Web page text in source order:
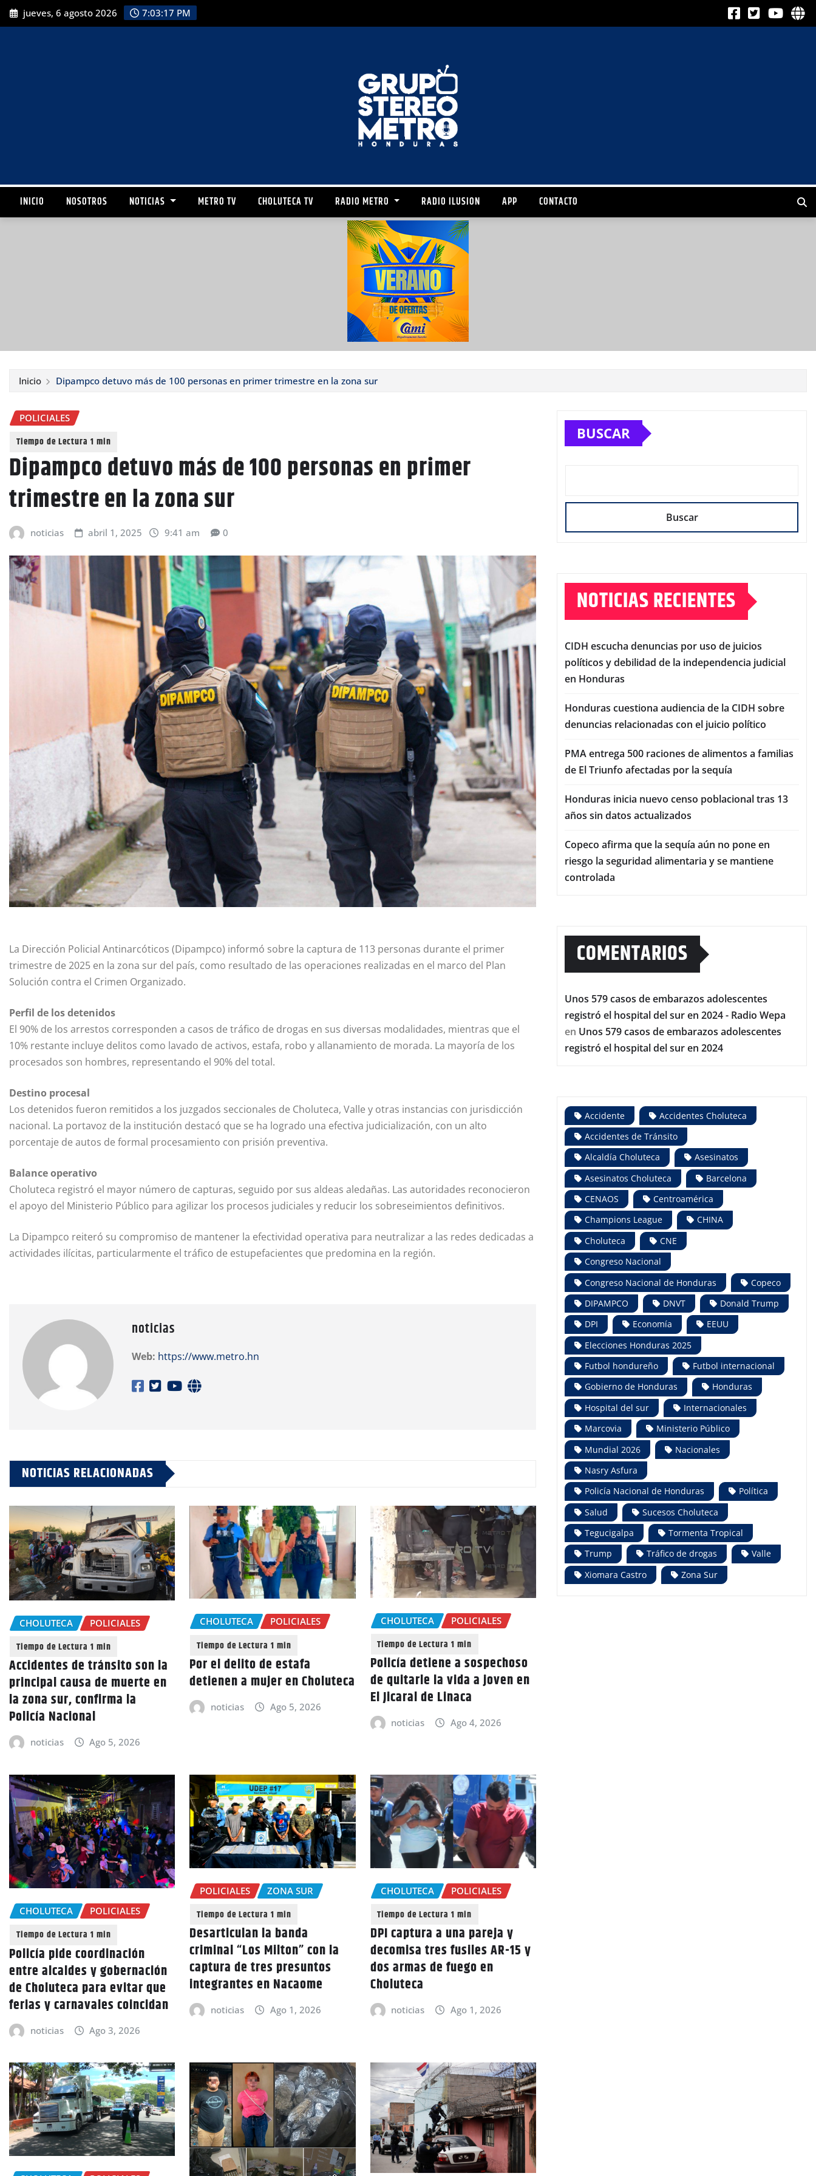
jueves, 6 agosto 2026 7:03:19 PM
INICIO NOSOTROS NOTICIAS METRO TV CHOLUTECA TV RADIO METRO RADIO ILUSION APP CONTACTO
Inicio Dipampco detuvo más de 100 personas en primer trimestre en la zona sur
POLICIALES
Dipampco detuvo más de 100 personas en primer
trimestre en la zona sur
noticias abril 1, 2025 9:41 am 0
La Dirección Policial Antinarcóticos (Dipampco) informó sobre la captura de 113 personas durante el primer
trimestre de 2025 en la zona sur del país, como resultado de las operaciones realizadas en el marco del Plan
Solución contra el Crimen Organizado.
Perfil de los detenidos
El 90% de los arrestos corresponden a casos de tráfico de drogas en sus diversas modalidades, mientras que el
10% restante incluye delitos como lavado de activos, estafa, robo y allanamiento de morada. La mayoría de los
procesados son hombres, representando el 90% del total.
Destino procesal
Los detenidos fueron remitidos a los juzgados seccionales de Choluteca, Valle y otras instancias con jurisdicción
nacional. La portavoz de la institución destacó que se ha logrado una efectiva judicialización, con un alto
porcentaje de autos de formal procesamiento con prisión preventiva.
Balance operativo
Choluteca registró el mayor número de capturas, seguido por sus aldeas aledañas. Las autoridades reconocieron
el apoyo del Ministerio Público para agilizar los procesos judiciales y reducir los sobreseimientos definitivos.
La Dipampco reiteró su compromiso de mantener la efectividad operativa para neutralizar a las redes dedicadas a
actividades ilícitas, particularmente el tráfico de estupefacientes que predomina en la región.
noticias
Web: https://www.metro.hn
NOTICIAS RELACIONADAS
CHOLUTECA POLICIALES
Accidentes de tránsito son la
principal causa de muerte en
la zona sur, confirma la
Policía Nacional
noticias Ago 5, 2026
CHOLUTECA POLICIALES
Por el delito de estafa
detienen a mujer en Choluteca
noticias Ago 5, 2026
CHOLUTECA POLICIALES
Policía detiene a sospechoso
de quitarle la vida a joven en
El Jicaral de Linaca
noticias Ago 4, 2026
CHOLUTECA POLICIALES
Policía pide coordinación
entre alcaldes y gobernación
de Choluteca para evitar que
ferias y carnavales coincidan
noticias Ago 3, 2026
POLICIALES ZONA SUR
Desarticulan la banda
criminal “Los Milton” con la
captura de tres presuntos
integrantes en Nacaome
noticias Ago 1, 2026
CHOLUTECA POLICIALES
DPI captura a una pareja y
decomisa tres fusiles AR-15 y
dos armas de fuego en
Choluteca
noticias Ago 1, 2026
BUSCAR
Buscar
NOTICIAS RECIENTES
CIDH escucha denuncias por uso de juicios
políticos y debilidad de la independencia judicial
en Honduras
Honduras cuestiona audiencia de la CIDH sobre
denuncias relacionadas con el juicio político
PMA entrega 500 raciones de alimentos a familias
de El Triunfo afectadas por la sequía
Honduras inicia nuevo censo poblacional tras 13
años sin datos actualizados
Copeco afirma que la sequía aún no pone en
riesgo la seguridad alimentaria y se mantiene
controlada
COMENTARIOS
Unos 579 casos de embarazos adolescentes
registró el hospital del sur en 2024 - Radio Wepa
en Unos 579 casos de embarazos adolescentes
registró el hospital del sur en 2024
Accidente
Accidentes Choluteca
Accidentes de Tránsito
Alcaldía Choluteca
Asesinatos
Asesinatos Choluteca
Barcelona
CENAOS
Centroamérica
Champions League
CHINA
Choluteca
CNE
Congreso Nacional
Congreso Nacional de Honduras
Copeco
DIPAMPCO
DNVT
Donald Trump
DPI
Economía
EEUU
Elecciones Honduras 2025
Futbol hondureño
Futbol internacional
Gobierno de Honduras
Honduras
Hospital del sur
Internacionales
Marcovia
Ministerio Público
Mundial 2026
Nacionales
Nasry Asfura
Policía Nacional de Honduras
Política
Salud
Sucesos Choluteca
Tegucigalpa
Tormenta Tropical
Trump
Tráfico de drogas
Valle
Xiomara Castro
Zona Sur